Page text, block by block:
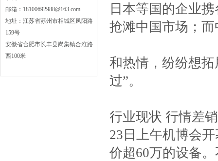
邮箱 ： 18100692988@163.com
地址 ： 江苏省苏州市相城区凤阳路
159号
安徽省合肥市长丰县岗集镇合淮路
西100米
日本等国的企业
抢滩中国市场；
和热情，纷纷想
过”。
行业现状 行情差
23日上午机博会
价超60万的设备